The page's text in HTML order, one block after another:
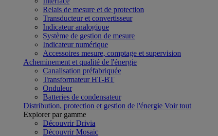
Relais de mesure et de protection
Transducteur et convertisseur
Indicateur analogique
Système de gestion de mesure
Indicateur numérique
Accessoires mesure, comptage et supervision
Acheminement et qualité de l'énergie
Canalisation préfabriquée
Transformateur HT-BT
Onduleur
Batteries de condensateur
Distribution, protection et gestion de l'énergie Voir tout
Explorer par gamme
Découvrir Drivia
Découvrir Mosaic